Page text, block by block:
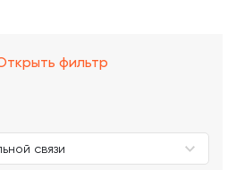
фильтр